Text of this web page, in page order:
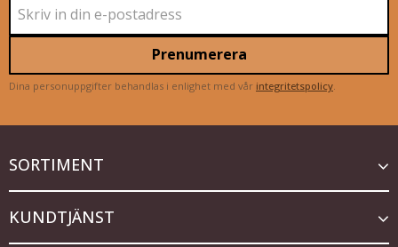
Prenumerera
Dina personuppgifter behandlas i enlighet med vår integritetspolicy
SORTIMENT
KUNDTJÄNST